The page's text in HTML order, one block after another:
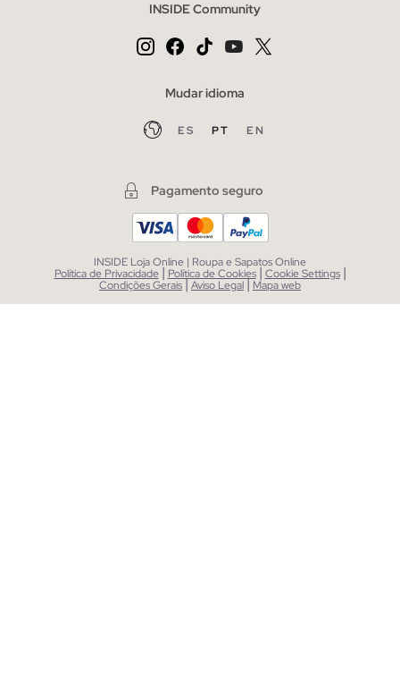
INSIDE Community
Mudar idioma
ES PT EN
Pagamento seguro
INSIDE Loja Online | Roupa e Sapatos Online
Política de Privacidade | Política de Cookies | Cookie Settings |
Condições Gerais|Aviso Legal| Mapa web